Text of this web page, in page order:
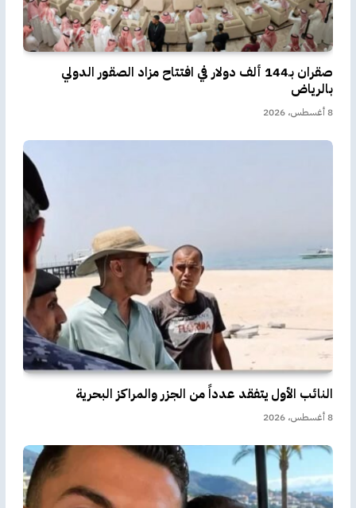
صقران بـ144 ألف دولار في افتتاح مزاد الصقور الدولي
بالرياض
8 أغسطس، 2026
النائب الأول يتفقد عدداً من الجزر والمراكز البحرية
8 أغسطس، 2026